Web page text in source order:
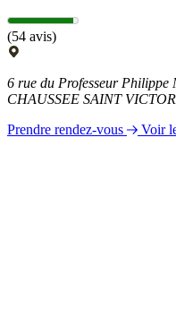
(54 avis)
6 rue du Professeur Philippe
CHAUSSEE SAINT VICTOR
Prendre rendez-vous
Voir